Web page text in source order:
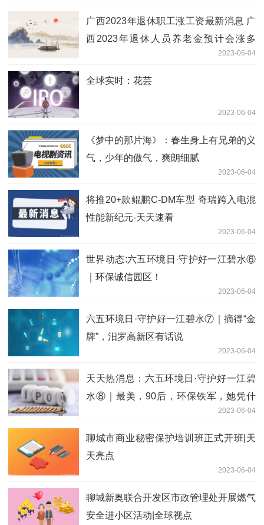
广西2023年退休职工涨工资最新消息 广
西2023年退休人员养老金预计会涨多
2023-06-04
全球实时：花芸
2023-06-04
《梦中的那片海》：春生身上有兄弟的义
气，少年的傲气，爽朗细腻
2023-06-04
将推20+款鲲鹏C-DM车型 奇瑞跨入电混
性能新纪元-天天速看
2023-06-04
世界动态:六五环境日·守护好一江碧水⑥
｜环保诚信园区！
2023-06-04
六五环境日·守护好一江碧水⑦｜摘得“金
牌”，汨罗高新区有话说
2023-06-04
天天热消息：六五环境日·守护好一江碧
水⑧｜最美，90后，环保铁军，她凭什
2023-06-04
聊城市商业秘密保护培训班正式开班|天
天亮点
2023-06-04
聊城新奥联合开发区市政管理处开展燃气
安全进小区活动|全球视点